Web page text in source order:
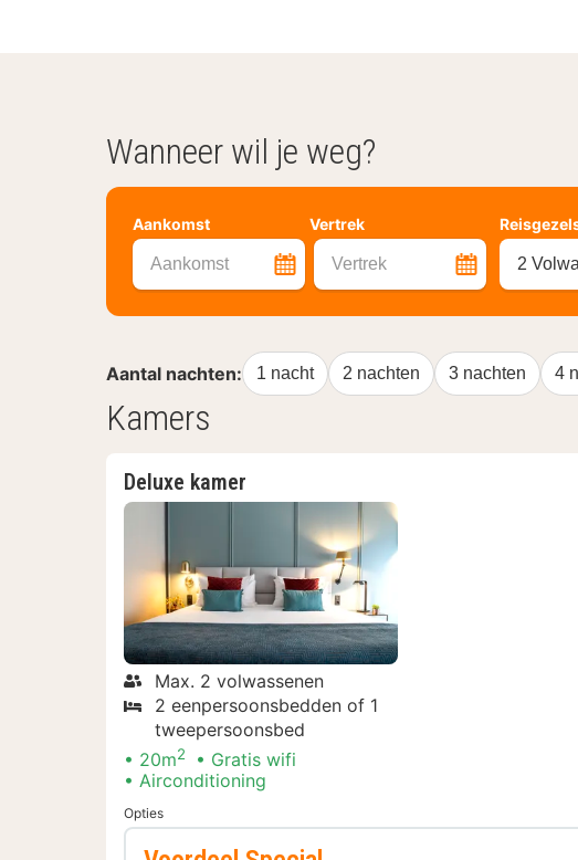
Wanneer wil je weg?
Aankomst Vertrek
Aankomst Vertrek 2
Aantal nachten: 1 nacht 2 nachten 3 nachten 4
Kamers
Deluxe kamer
Max. 2 volwassenen
2 eenpersoonsbedden of 1
tweepersoonsbed
20m2
Gratis wifi
Airconditioning
Opties